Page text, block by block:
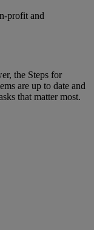
profit and
the Steps for
are up to date and
that matter most.